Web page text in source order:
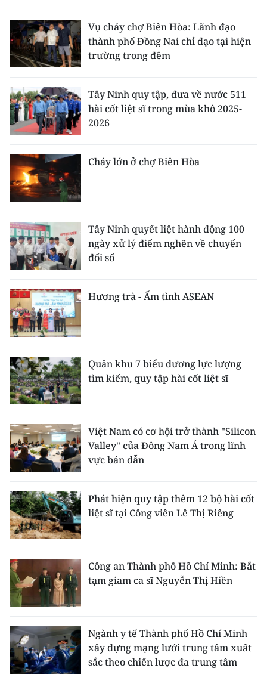
Vụ cháy chợ Biên Hòa: Lãnh đạo
thành phố Đồng Nai chỉ đạo tại hiện
trường trong đêm
Tây Ninh quy tập, đưa về nước 511
hài cốt liệt sĩ trong mùa khô 2025-
2026
Cháy lớn ở chợ Biên Hòa
Tây Ninh quyết liệt hành động 100
ngày xử lý điểm nghẽn về chuyển
đổi số
Hương trà - Ấm tình ASEAN
Quân khu 7 biểu dương lực lượng
tìm kiếm, quy tập hài cốt liệt sĩ
Việt Nam có cơ hội trở thành "Silicon
Valley" của Đông Nam Á trong lĩnh
vực bán dẫn
Phát hiện quy tập thêm 12 bộ hài cốt
liệt sĩ tại Công viên Lê Thị Riêng
Công an Thành phố Hồ Chí Minh: Bắt
tạm giam ca sĩ Nguyễn Thị Hiền
Ngành y tế Thành phố Hồ Chí Minh
xây dựng mạng lưới trung tâm xuất
sắc theo chiến lược đa trung tâm